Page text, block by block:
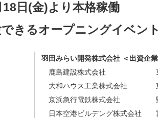
18日(金)より本格稼働
きるオープニングイベン
羽田みらい開発株式会社 ＜出資企
鹿島建設株式会社 東日
大和ハウス工業株式会社 東
京浜急行電鉄株式会社 野村
日本空港ビルデング株式会社